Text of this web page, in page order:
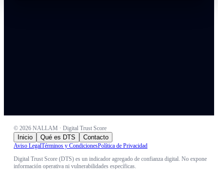
© 2026 NALLAM · Digital Trust Score
Inicio Qué es DTS Contacto
Aviso LegalTérminos y CondicionesPolítica de Privacidad
Digital Trust Score (DTS) es un indicador agregado de confianza digital. No expone
información operativa ni vulnerabilidades específicas.